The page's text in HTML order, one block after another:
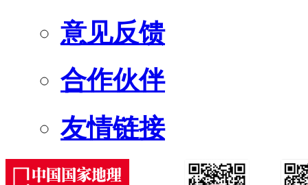
意见反馈
合作伙伴
友情链接